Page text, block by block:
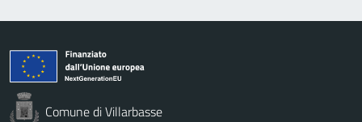
Comune di Villarbasse